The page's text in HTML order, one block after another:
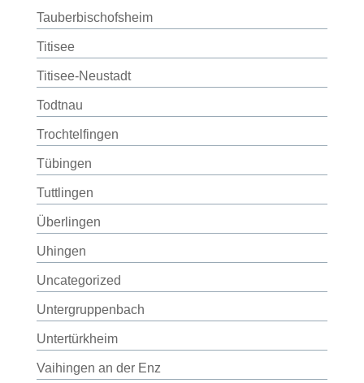
Tauberbischofsheim
Titisee
Titisee-Neustadt
Todtnau
Trochtelfingen
Tübingen
Tuttlingen
Überlingen
Uhingen
Uncategorized
Untergruppenbach
Untertürkheim
Vaihingen an der Enz